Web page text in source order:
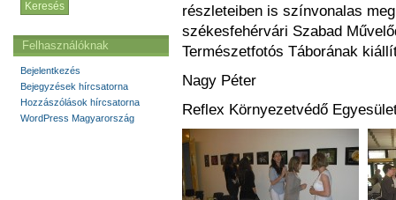
részleteiben is színvonalas
székesfehérvári Szabad
Természetfotós Táborának
Nagy Péter
Reflex Környezetvédő
Felhasználóknak
Bejelentkezés
Bejegyzések hírcsatorna
Hozzászólások hírcsatorna
WordPress Magyarország